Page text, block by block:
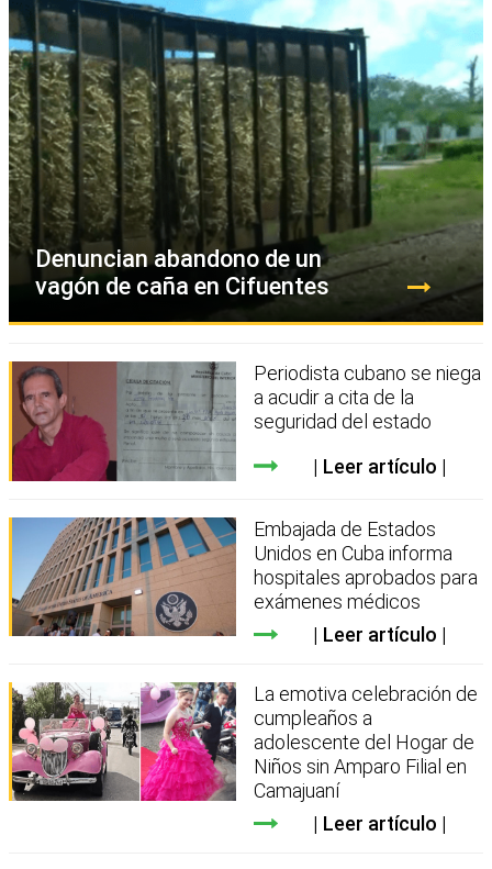
Denuncian abandono de un
vagón de caña en Cifuentes
Periodista cubano se niega
a acudir a cita de la
seguridad del estado
Leer artículo
Embajada de Estados
Unidos en Cuba informa
hospitales aprobados para
exámenes médicos
Leer artículo
La emotiva celebración de
cumpleaños a
adolescente del Hogar de
Niños sin Amparo Filial en
Camajuaní
Leer artículo